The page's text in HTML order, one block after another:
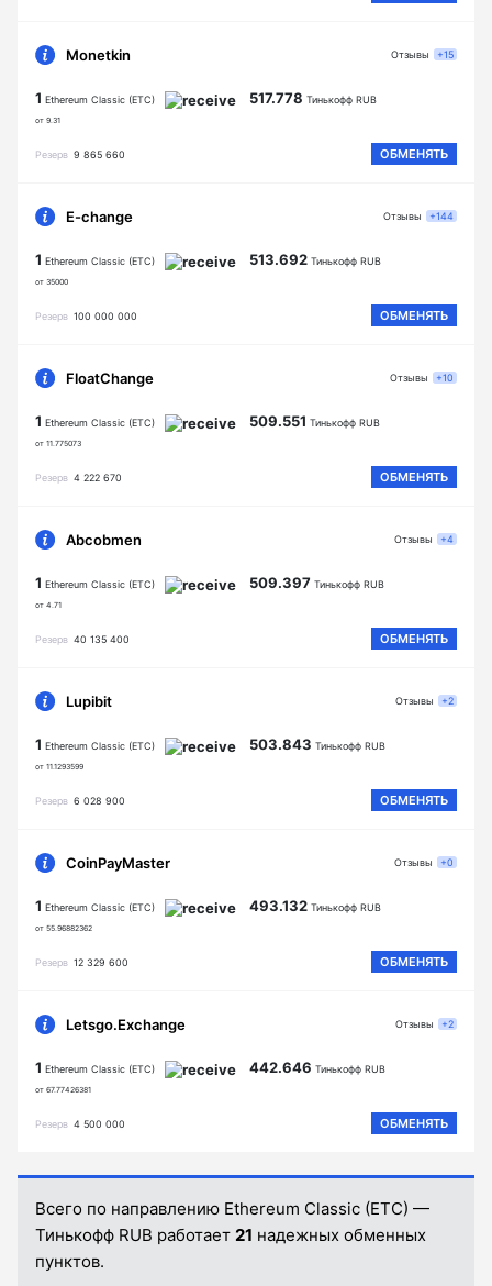
Monetkin
1 Ethereum Classic (ETC)
от 9.31
517.778 Тинькофф RUB
Резерв 9 865 660 ОБМЕНЯТЬ
Отзывы +15
E-change
1 Ethereum Classic (ETC)
от 35000
513.692 Тинькофф RUB
Резерв 100 000 000 ОБМЕНЯТЬ
Отзывы +144
FloatChange
1 Ethereum Classic (ETC)
от 11.775073
509.551 Тинькофф RUB
Резерв 4 222 670 ОБМЕНЯТЬ
Отзывы +10
Abcobmen
1 Ethereum Classic (ETC)
от 4.71
509.397 Тинькофф RUB
Резерв 40 135 400 ОБМЕНЯТЬ
Отзывы +4
Lupibit
1 Ethereum Classic (ETC)
от 11.1293599
503.843 Тинькофф RUB
Резерв 6 028 900 ОБМЕНЯТЬ
Отзывы +2
CoinPayMaster
1 Ethereum Classic (ETC)
от 55.96882362
493.132 Тинькофф RUB
Резерв 12 329 600 ОБМЕНЯТЬ
Отзывы +0
Letsgo.Exchange
1 Ethereum Classic (ETC)
от 67.77426381
442.646 Тинькофф RUB
Резерв 4 500 000 ОБМЕНЯТЬ
Отзывы +2
Всего по направлению Ethereum Classic (ETC) —
Тинькофф RUB работает 21 надежных обменных
пунктов.